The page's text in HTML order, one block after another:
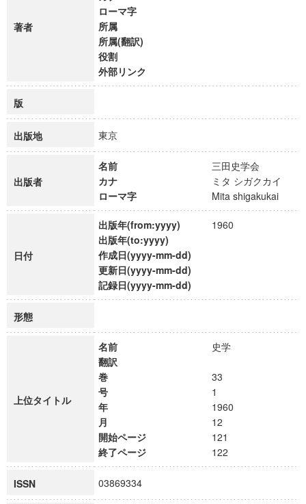
著者
ローマ字
所属
所属(翻訳)
役割
外部リンク
版
出版地 東京
出版者
名前
三田史学会
カナ
ミタ シガクカイ
ローマ字
Mita shigakukai
日付
出版年(from:yyyy)
1960
出版年(to:yyyy)
作成日(yyyy-mm-dd)
更新日(yyyy-mm-dd)
記録日(yyyy-mm-dd)
形態
上位タイトル
名前
史学
翻訳
巻
33
号
1
年
1960
月
12
開始ページ
121
終了ページ
122
ISSN 03869334